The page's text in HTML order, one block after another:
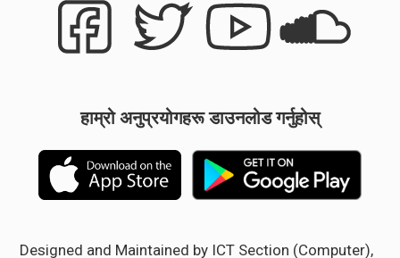
हाम्रो अनुप्रयोगहरू डाउनलोड गर्नुहोस्
Designed and Maintained by ICT Section (Computer),